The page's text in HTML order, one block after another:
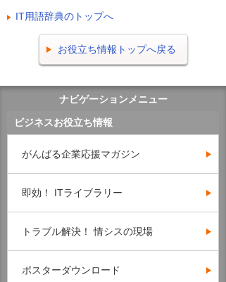
IT用語辞典のトップへ
お役立ち情報トップへ戻る
ナビゲーションメニュー
ビジネスお役立ち情報
がんばる企業応援マガジン
即効！ ITライブラリー
トラブル解決！ 情シスの現場
ポスターダウンロード